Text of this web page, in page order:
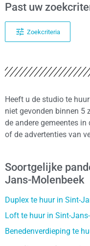
Past uw
Zoekcriteria
Heeft u de studio te
niet gevonden binnen 5
de andere gemeentes
of de advertenties van
Soortgelijke
Jans-Molenbeek
Duplex te huur in Sint-
Loft te huur in Sint-
Benedenverdieping te